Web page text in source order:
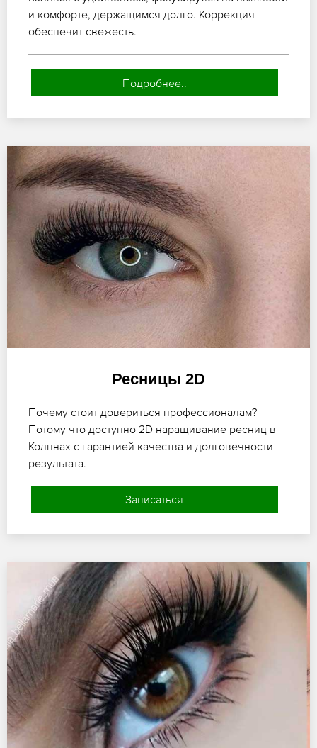
и комфорте, держащимся долго. Коррекция
обеспечит свежесть.
Подробнее..
Ресницы 2D
Почему стоит довериться профессионалам?
Потому что доступно 2D наращивание ресниц в
Колпнах с гарантией качества и долговечности
результата.
Записаться